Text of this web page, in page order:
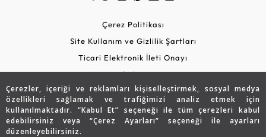
Çerezler, içeriği ve reklamları kişiselleştirmek, sosyal medya
özellikleri sağlamak ve trafiğimizi analiz etmek için
kullanılmaktadır. “Kabul Et” seçeneği ile tüm çerezleri kabul
edebilirsiniz veya “Çerez Ayarları” seçeneği ile ayarları
düzenleyebilirsiniz.
Çerez Politikası
Site Kullanım ve Gizlilik Şartları
Ticari Elektronik İleti Onayı
KVKK Aydınlatma Metni
Güvenli Alışveriş